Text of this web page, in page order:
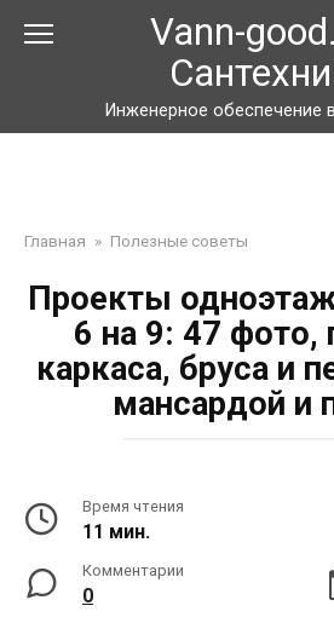
Vann-
Инженерное обеспечение
Главная » Полезные советы
Проекты
6 на 9: 47 фото,
каркаса, бруса и
мансардой и
Время чтения
11 мин.
Комментарии
0